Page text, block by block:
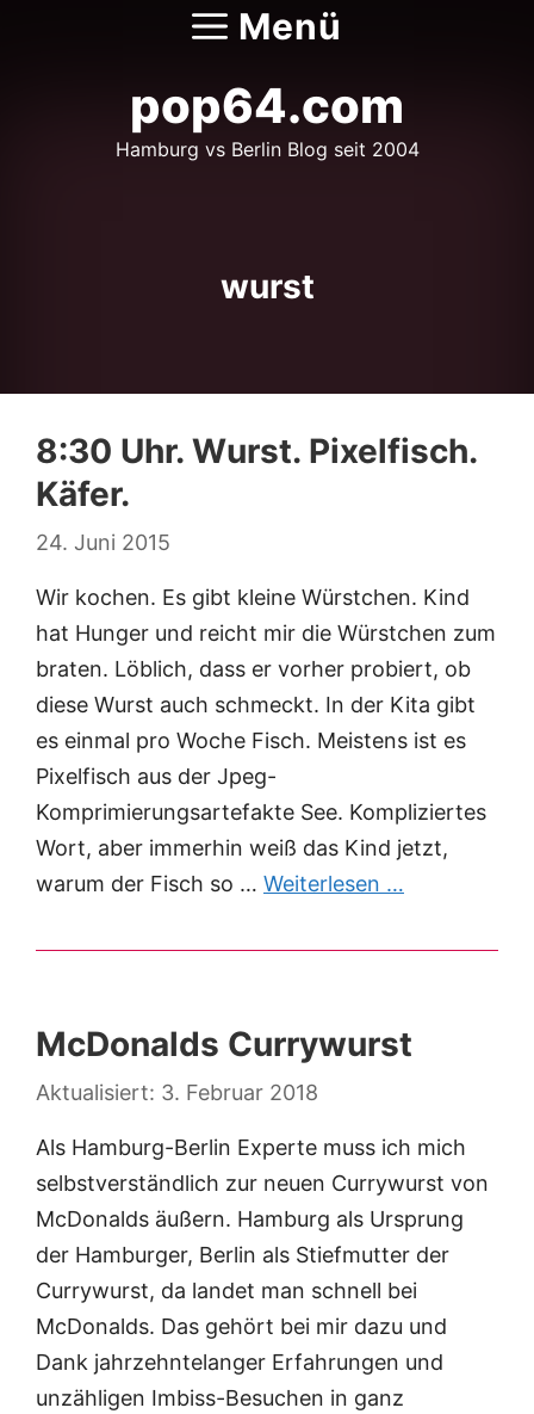
Menü
pop64.com
Hamburg vs Berlin Blog seit 2004
wurst
8:30 Uhr. Wurst. Pixelfisch.
Käfer.
24. Juni 2015
Wir kochen. Es gibt kleine Würstchen. Kind
hat Hunger und reicht mir die Würstchen zum
braten. Löblich, dass er vorher probiert, ob
diese Wurst auch schmeckt. In der Kita gibt
es einmal pro Woche Fisch. Meistens ist es
Pixelfisch aus der Jpeg-
Komprimierungsartefakte See. Kompliziertes
Wort, aber immerhin weiß das Kind jetzt,
warum der Fisch so … Weiterlesen …
McDonalds Currywurst
3. Februar 2018
Als Hamburg-Berlin Experte muss ich mich
selbstverständlich zur neuen Currywurst von
McDonalds äußern. Hamburg als Ursprung
der Hamburger, Berlin als Stiefmutter der
Currywurst, da landet man schnell bei
McDonalds. Das gehört bei mir dazu und
Dank jahrzehntelanger Erfahrungen und
unzähligen Imbiss-Besuchen in ganz